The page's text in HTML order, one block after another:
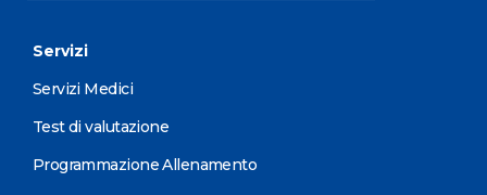
Servizi
Servizi Medici
Test di valutazione
Programmazione Allenamento